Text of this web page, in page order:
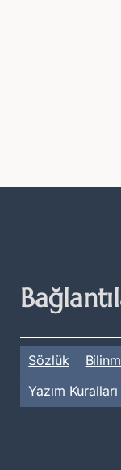
Sözlük
Yazım Kuralları